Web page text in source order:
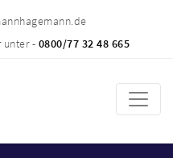
unter - 0800/77 32 48 665